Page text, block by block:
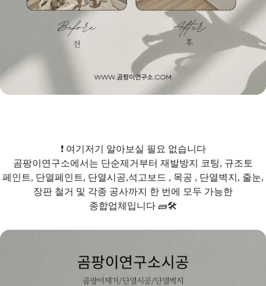
❗ 여기저기 알아보실 필요 없습니다
곰팡이연구소에서는 단순제거부터 재발방지 코팅, 규조토
페인트, 단열페인트, 단열시공,석고보드 , 목공 , 단열벽지, 줄눈,
장판 철거 및 각종 공사까지 한 번에 모두 가능한
종합업체입니다 🧱🛠